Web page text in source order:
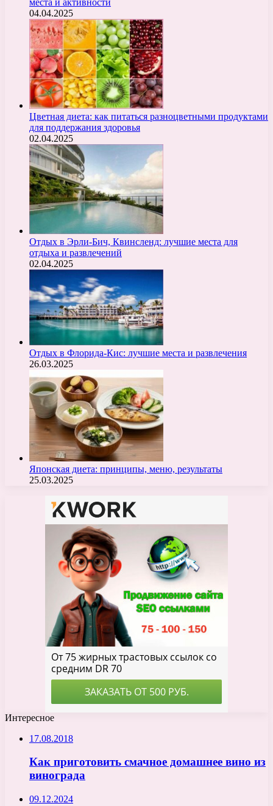
04.04.2025
Цветная диета: как питаться разноцветными продуктами
для поддержания здоровья
02.04.2025
Отдых в Эрли-Бич, Квинсленд: лучшие места для
отдыха и развлечений
02.04.2025
Отдых в Флорида-Кис: лучшие места и развлечения
26.03.2025
Японская диета: принципы, меню, результаты
25.03.2025
Интересное
17.08.2018
Как приготовить смачное домашнее вино из
винограда
09.12.2024